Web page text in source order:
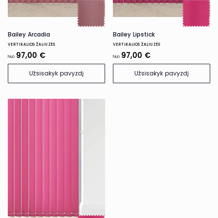
Bailey Arcadia
VERTIKALIOS ŽALIUZĖS
Nuo 97,00 €
Užsisakyk pavyzdį
Bailey Lipstick
VERTIKALIOS ŽALIUZĖS
Nuo 97,00 €
Užsisakyk pavyzdį